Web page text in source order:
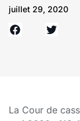
juillet 29, 2020
La Cour de